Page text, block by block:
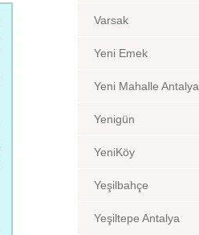
Varsak
Yeni Emek
Yeni Mahalle Antalya
Yenigün
YeniKöy
Yeşilbahçe
Yeşiltepe Antalya